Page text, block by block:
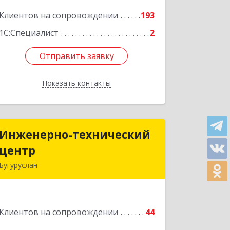
Клиентов на сопровождении
193
1С:Специалист
2
Отправить заявку
Показать контакты
Подробнее
Отправить заявку
Назад
Инженерно-технический
центр
Бугуруслан
Клиентов на сопровождении 44
Инженерно-технический
Подробнее